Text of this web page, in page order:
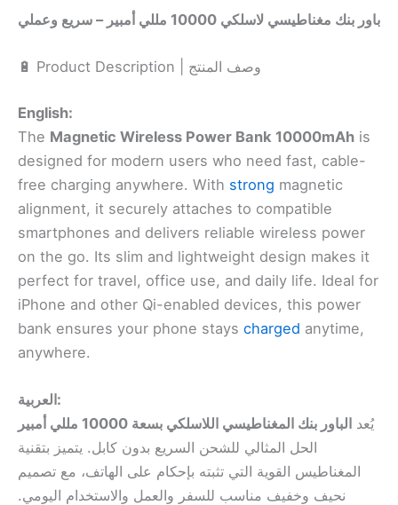
باور بنك مغناطيسي لاسلكي 10000 مللي أمبير – سريع وعملي
🔋 Product Description | وصف المنتج
English:
The Magnetic Wireless Power Bank 10000mAh is
designed for modern users who need fast, cable-
free charging anywhere. With strong magnetic
alignment, it securely attaches to compatible
smartphones and delivers reliable wireless power
on the go. Its slim and lightweight design makes it
perfect for travel, office use, and daily life. Ideal for
iPhone and other Qi-enabled devices, this power
bank ensures your phone stays charged anytime,
anywhere.
العربية:
يُعد الباور بنك المغناطيسي اللاسلكي بسعة 10000 مللي أمبير
الحل المثالي للشحن السريع بدون كابل. يتميز بتقنية
المغناطيس القوية التي تثبته بإحكام على الهاتف، مع تصميم
نحيف وخفيف مناسب للسفر والعمل والاستخدام اليومي.